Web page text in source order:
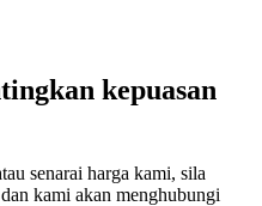
kepuasan
senarai harga kami, sila
kami akan menghubungi